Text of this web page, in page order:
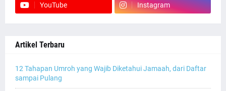
YouTube Instagram
Artikel Terbaru
12 Tahapan Umroh yang Wajib Diketahui Jamaah, dari Daftar
sampai Pulang